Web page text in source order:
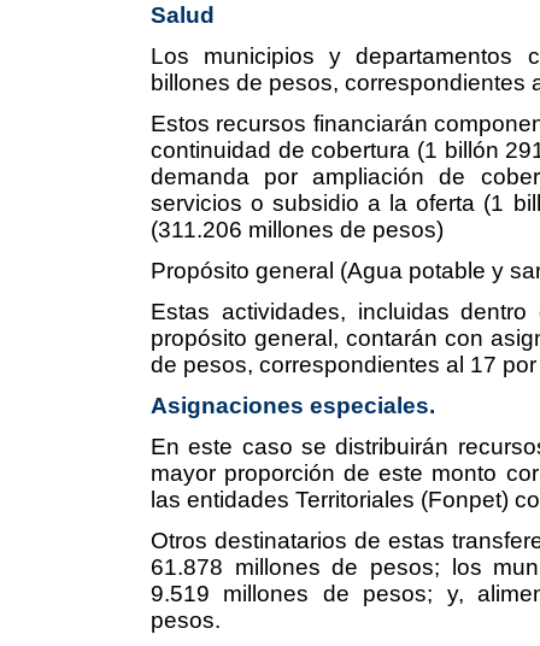
Salud
Los municipios y departamentos
billones de pesos, correspondientes
Estos recursos financiarán
continuidad de cobertura (1 billón
demanda por ampliación de
servicios o subsidio a la oferta (1
(311.206 millones de pesos)
Propósito general (Agua potable y
Estas actividades, incluidas
propósito general, contarán con
de pesos, correspondientes al 17
Asignaciones especiales.
En este caso se distribuirán
mayor proporción de este monto
las entidades Territoriales (Fonpet)
Otros destinatarios de estas
61.878 millones de pesos; los
9.519 millones de pesos; y,
pesos.